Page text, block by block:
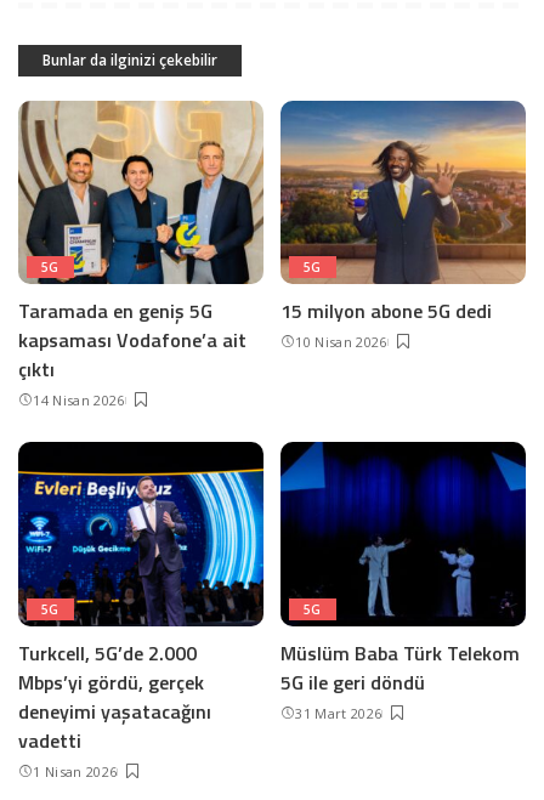
Bunlar da ilginizi çekebilir
5G
Taramada en geniş 5G
kapsaması Vodafone’a ait
çıktı
14 Nisan 2026
5G
15 milyon abone 5G dedi
10 Nisan 2026
5G
Turkcell, 5G’de 2.000
Mbps’yi gördü, gerçek
deneyimi yaşatacağını
vadetti
1 Nisan 2026
5G
Müslüm Baba Türk Telekom
5G ile geri döndü
31 Mart 2026